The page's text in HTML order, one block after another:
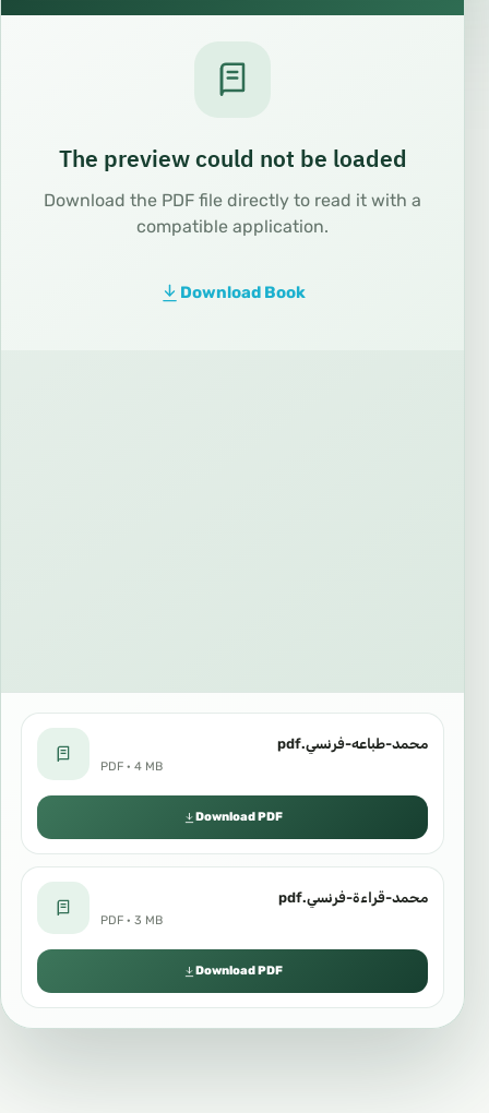
The preview could not be loaded
Download the PDF file directly to read it with a
compatible application.
Download Book
محمد-طباعه-فرنسي.pdf
PDF · 4 MB
Download PDF
محمد-قراءة-فرنسي.pdf
PDF · 3 MB
Download PDF